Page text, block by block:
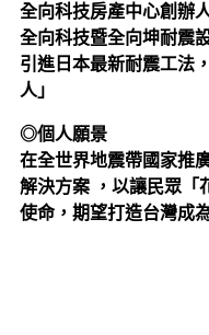
全向科技房產中心創辦
全向科技暨全向坤耐震
引進日本最新耐震工法
人」
◎個人願景
在全世界地震帶國家推
解決方案 ，以讓民眾「
使命，期望打造台灣成